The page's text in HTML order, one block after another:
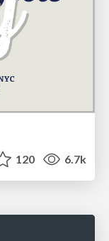
120 6.7k